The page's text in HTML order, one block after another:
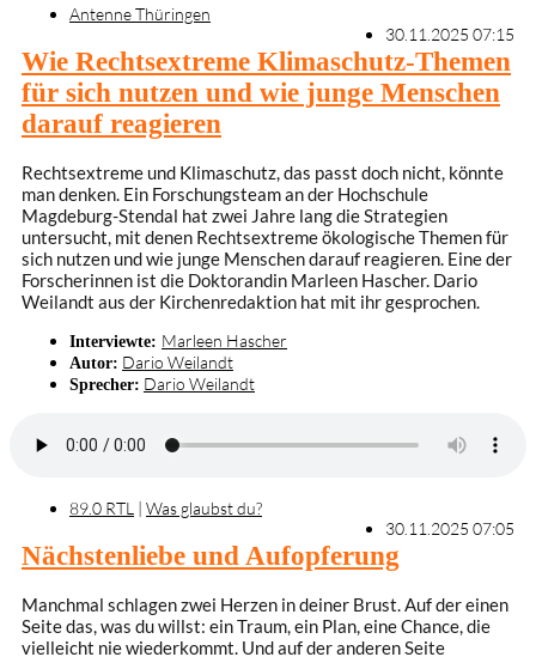
Antenne Thüringen
30.11.2025 07:15
Wie Rechtsextreme Klimaschutz-Themen
für sich nutzen und wie junge Menschen
darauf reagieren
Rechtsextreme und Klimaschutz, das passt doch nicht, könnte
man denken. Ein Forschungsteam an der Hochschule
Magdeburg-Stendal hat zwei Jahre lang die Strategien
untersucht, mit denen Rechtsextreme ökologische Themen für
sich nutzen und wie junge Menschen darauf reagieren. Eine der
Forscherinnen ist die Doktorandin Marleen Hascher. Dario
Weilandt aus der Kirchenredaktion hat mit ihr gesprochen.
Interviewte: Marleen Hascher
Autor: Dario Weilandt
Sprecher: Dario Weilandt
89.0 RTL | Was glaubst du?
30.11.2025 07:05
Nächstenliebe und Aufopferung
Manchmal schlagen zwei Herzen in deiner Brust. Auf der einen
Seite das, was du willst: ein Traum, ein Plan, eine Chance, die
vielleicht nie wiederkommt. Und auf der anderen Seite